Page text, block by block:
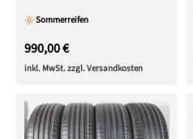
Sommerreifen
990,00 €
inkl. MwSt. zzgl. Versandkosten